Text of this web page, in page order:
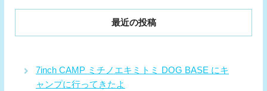
最近の投稿
7inch CAMP ミチノエキミトミ DOG BASE にキ
ャンプに行ってきたよ